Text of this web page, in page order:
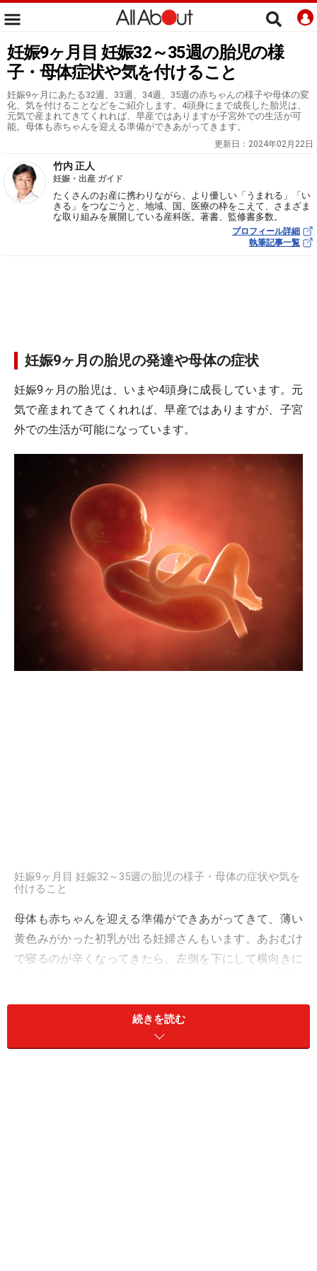
妊娠9ヶ月目 妊娠32～35週の胎児の様
子・母体症状や気を付けること
妊娠9ヶ月にあたる32週、33週、34週、35週の赤ちゃんの様子や母体の変
化、気を付けることなどをご紹介します。4頭身にまで成長した胎児は、
元気で産まれてきてくれれば、早産ではありますが子宮外での生活が可
能。母体も赤ちゃんを迎える準備ができあがってきます。
更新日： 2024年02月22日
竹内 正人
妊娠・出産 ガイド
たくさんのお産に携わりながら、より優しい「うまれる」「い
きる」をつなごうと、地域、国、医療の枠をこえて、さまざま
な取り組みを展開している産科医。著書、監修書多数。
プロフィール詳細
執筆記事一覧
妊娠9ヶ月の胎児の発達や母体の症状
妊娠9ヶ月の胎児は、いまや4頭身に成長しています。元
気で産まれてきてくれれば、早産ではありますが、子宮
外での生活が可能になっています。
妊娠9ヶ月目 妊娠32～35週の胎児の様子・母体の症状や気を
付けること
母体も赤ちゃんを迎える準備ができあがってきて、薄い
黄色みがかった初乳が出る妊婦さんもいます。あおむけ
で寝るのが辛くなってきたら、左側を下にして横向きに
続きを読む